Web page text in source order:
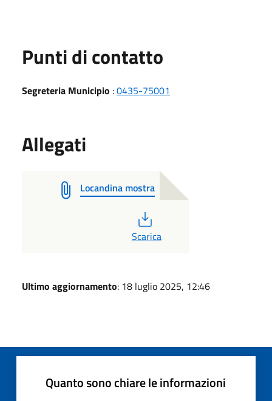
Punti di contatto
Segreteria Municipio :0435-75001
Allegati
Locandina mostra
Scarica
Ultimo aggiornamento: 18 luglio 2025, 12:46
Quanto sono chiare le informazioni